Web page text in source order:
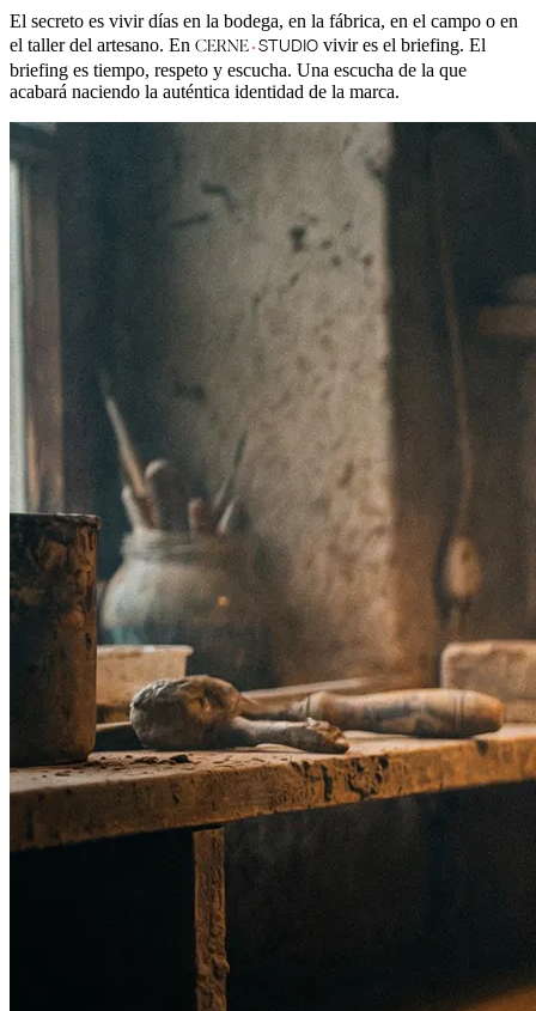
El secreto es vivir días en la bodega, en la fábrica, en el campo o en
el taller del artesano. En CERNE·STUDIO vivir es el briefing. El
briefing es tiempo, respeto y escucha. Una escucha de la que
acabará naciendo la auténtica identidad de la marca.